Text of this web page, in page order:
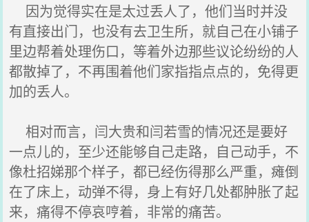
因为觉得实在是太过丢人了，他们当时并没
有直接出门，也没有去卫生所，就自己在小铺子
里边帮着处理伤口，等着外边那些议论纷纷的人
都散掉了，不再围着他们家指指点点的，免得更
加的丢人。
相对而言，闫大贵和闫若雪的情况还是要好
一点儿的，至少还能够自己走路，自己动手，不
像杜招娣那个样子，都已经伤得那么严重，瘫倒
在了床上，动弹不得，身上有好几处都肿胀了起
来，痛得不停哀哼着，非常的痛苦。